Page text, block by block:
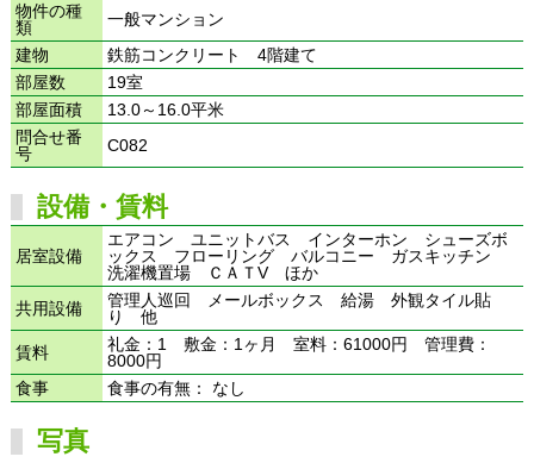
物件の種
類
一般マンション
建物
鉄筋コンクリート 4階建て
部屋数
19室
部屋面積
13.0～16.0平米
問合せ番
号
C082
設備・賃料
居室設備
エアコン ユニットバス インターホン シューズボ
ックス フローリング バルコニー ガスキッチン
洗濯機置場 ＣＡＴV ほか
共用設備
管理人巡回 メールボックス 給湯 外観タイル貼
り 他
賃料
礼金：1 敷金：1ヶ月 室料：61000円 管理費：
8000円
食事
食事の有無： なし
写真